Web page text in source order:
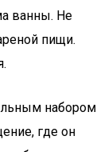
ванны. Не
пищи.
набором
где он